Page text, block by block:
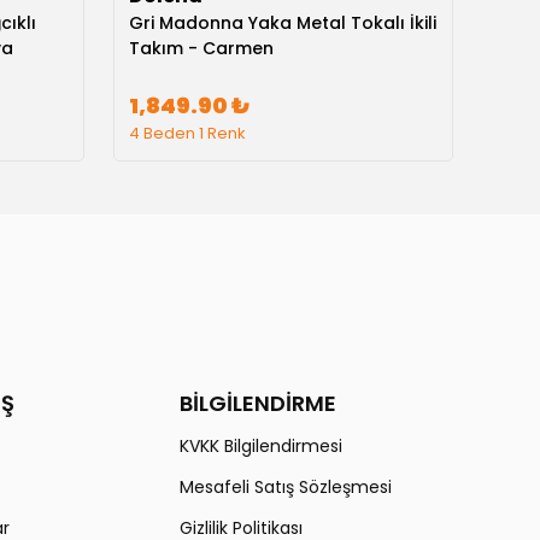
Gri Madonna Yaka Metal Tokalı İkili
Takım - Carmen
1,849.90 ₺
4 Beden 1 Renk
BİLGİLENDİRME
KVKK Bilgilendirmesi
Mesafeli Satış Sözleşmesi
Gizlilik Politikası